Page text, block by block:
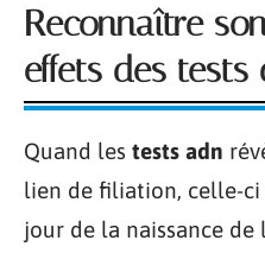
Reconnaître
effets des
Quand les tests adn
lien de filiation, celle-ci
jour de la naissance de